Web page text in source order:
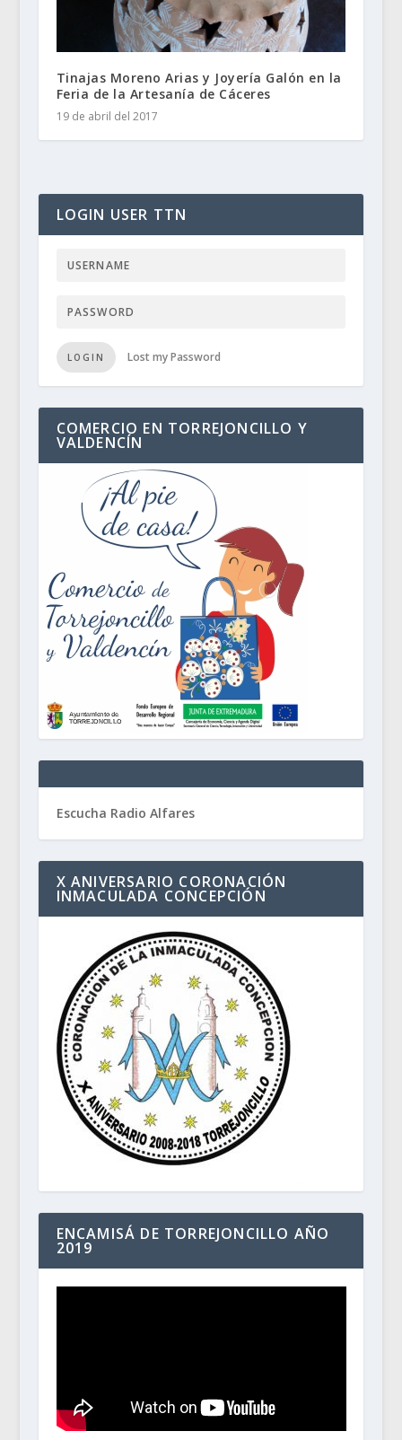
Tinajas Moreno Arias y Joyería Galón en la
Feria de la Artesanía de Cáceres
19 de abril del 2017
LOGIN USER TTN
LOGIN Lost my Password
COMERCIO EN TORREJONCILLO Y
VALDENCÍN
Escucha Radio Alfares
X ANIVERSARIO CORONACIÓN
INMACULADA CONCEPCIÓN
ENCAMISÁ DE TORREJONCILLO AÑO
2019